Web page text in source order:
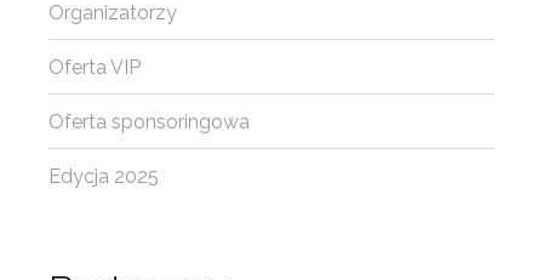
Organizatorzy
Oferta VIP
Oferta sponsoringowa
Edycja 2025